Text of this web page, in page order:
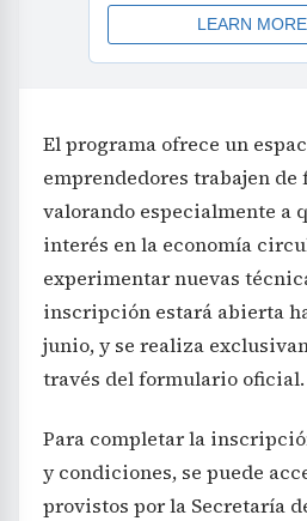
El programa ofrece un
emprendedores trabajen
valorando especialmente a
interés en la economía
experimentar nuevas
inscripción estará abierta
junio, y se realiza
través del formulario oficial.
Para completar la
y condiciones, se puede
provistos por la Secretaría